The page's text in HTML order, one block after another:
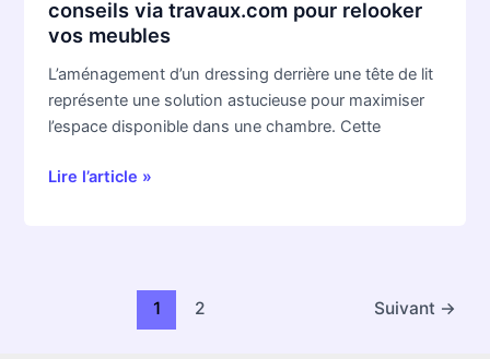
conseils via travaux.com pour relooker
vos meubles
L’aménagement d’un dressing derrière une tête de lit
représente une solution astucieuse pour maximiser
l’espace disponible dans une chambre. Cette
travaux.com
pour
relooker
vos
meubles
Lire l’article »
1 2 Suivant →